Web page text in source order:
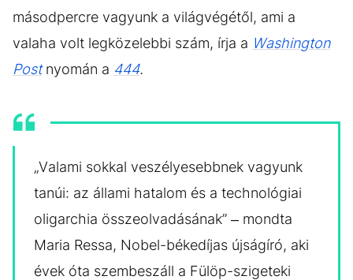
másodpercre vagyunk a világvégétől, ami a
valaha volt legközelebbi szám, írja a Washington
Postnyomán a 444.
„Valami sokkal veszélyesebbnek vagyunk
tanúi: az állami hatalom és a technológiai
oligarchia összeolvadásának” – mondta
Maria Ressa, Nobel-békedíjas újságíró, aki
évek óta szembeszáll a Fülöp-szigeteki